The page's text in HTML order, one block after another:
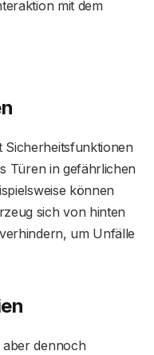
mit dem
Sicherheitsfunktionen
Türen in gefährlichen
können
sich von hinten
um Unfälle
aber dennoch